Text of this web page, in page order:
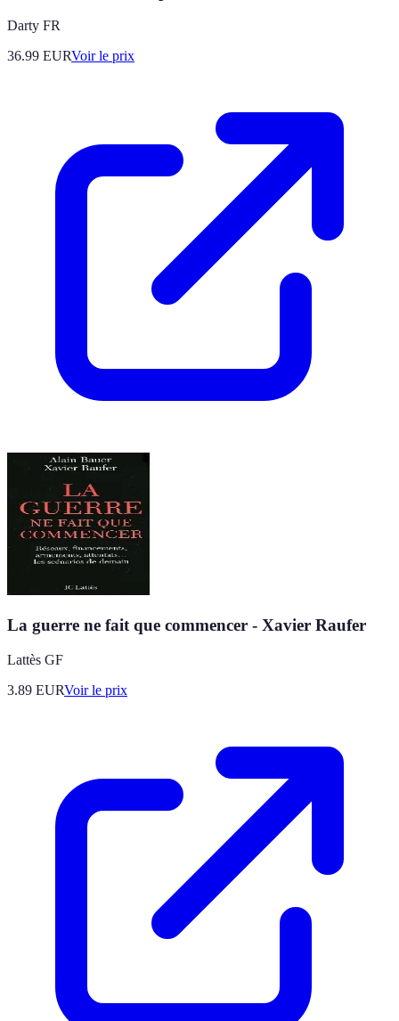
Darty FR
36.99 EURVoir le prix
La guerre ne fait que commencer - Xavier Raufer
Lattès GF
3.89 EURVoir le prix